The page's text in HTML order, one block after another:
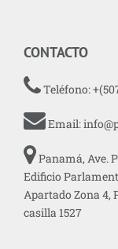
CONTACTO
Teléfono:
Email:
Panamá, Ave.
Edificio
Apartado Zona 4,
casilla 1527